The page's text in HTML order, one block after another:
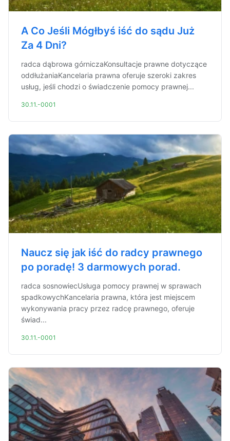
A Co Jeśli Mógłbyś iść do sądu Już
Za 4 Dni?
radca dąbrowa górniczaKonsultacje prawne dotyczące
oddłużaniaKancelaria prawna oferuje szeroki zakres
usług, jeśli chodzi o świadczenie pomocy prawnej...
30.11.-0001
Naucz się jak iść do radcy prawnego
po poradę! 3 darmowych porad.
radca sosnowiecUsługa pomocy prawnej w sprawach
spadkowychKancelaria prawna, która jest miejscem
wykonywania pracy przez radcę prawnego, oferuje
świad...
30.11.-0001